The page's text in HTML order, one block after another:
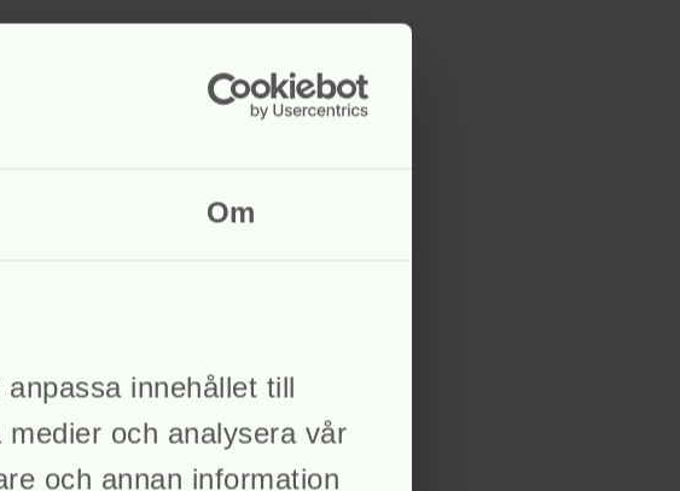
Om
innehållet till
och analysera vår
och annan information